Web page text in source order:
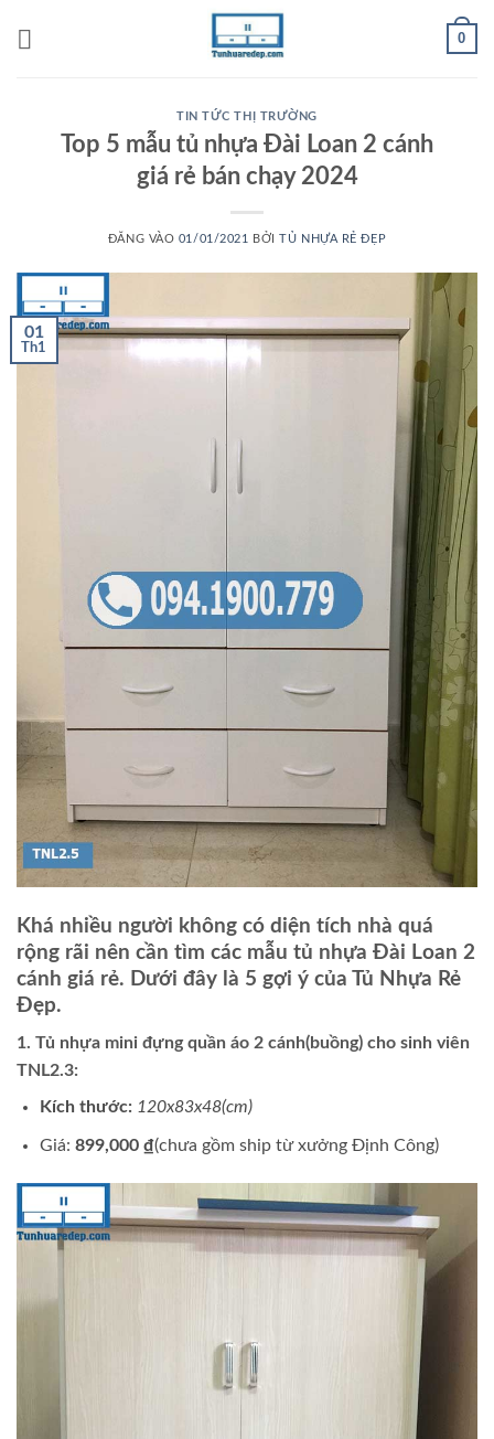
0
TIN TỨC THỊ TRƯỜNG
Top 5 mẫu tủ nhựa Đài Loan 2 cánh
giá rẻ bán chạy 2024
ĐĂNG VÀO 01/01/2021 BỞITỦ NHỰA RẺ ĐẸP
01
Th1
Khá nhiều người không có diện tích nhà quá
rộng rãi nên cần tìm các mẫu tủ nhựa Đài Loan 2
cánh giá rẻ. Dưới đây là 5 gợi ý của Tủ Nhựa Rẻ
Đẹp.
1. Tủ nhựa mini đựng quần áo 2 cánh(buồng) cho sinh viên
TNL2.3:
Kích thước: 120x83x48(cm)
Giá: 899,000 ₫(chưa gồm ship từ xưởng Định Công)